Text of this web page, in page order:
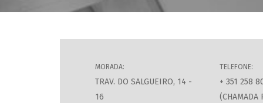
MORADA:
TRAV. DO SALGUEIRO, 14 -
16
TELEFONE:
+ 351 258
(CHAMADA